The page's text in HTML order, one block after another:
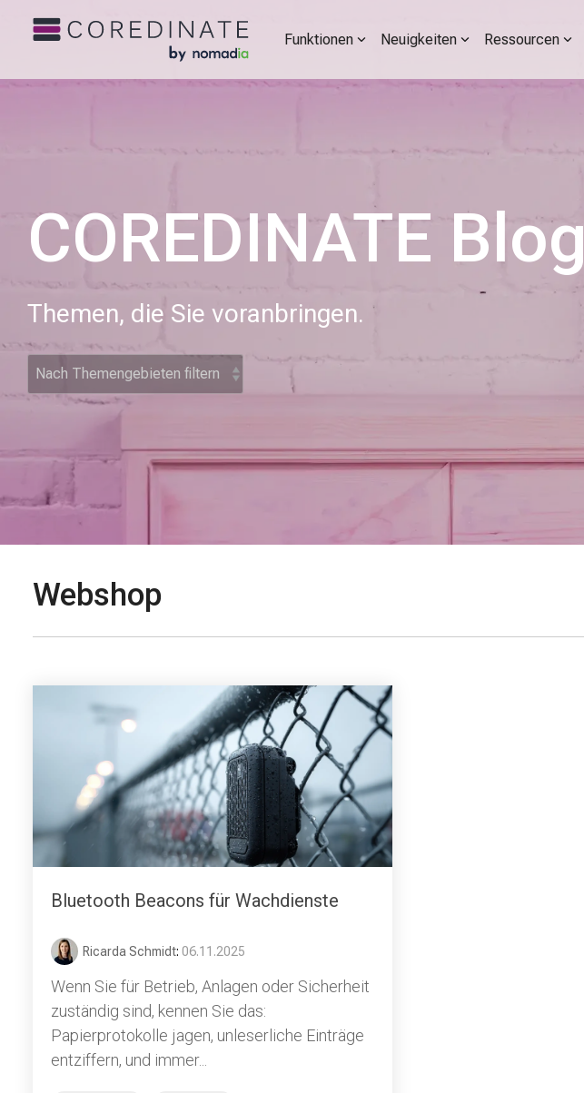
Funktionen Neuigkeiten Ressourcen
COREDINATE Blog
Themen, die Sie voranbringen.
Webshop
Bluetooth Beacons für Wachdienste
Ricarda Schmidt: 06.11.2025
Wenn Sie für Betrieb, Anlagen oder Sicherheit
zuständig sind, kennen Sie das:
Papierprotokolle jagen, unleserliche Einträge
entziffern, und immer...